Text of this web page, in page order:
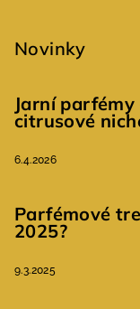
Novinky
Jarní
citrusové
6.4.2026
Parfémové
2025?
9.3.2025